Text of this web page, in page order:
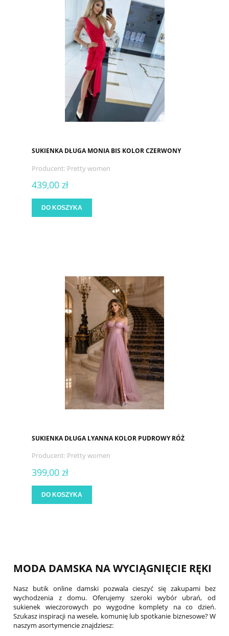
SUKIENKA DŁUGA MONIA BIS KOLOR CZERWONY
Producent: Pretty women
439,00 zł
DO KOSZYKA
SUKIENKA DŁUGA LYANNA KOLOR PUDROWY RÓŻ
Producent: Pretty women
399,00 zł
DO KOSZYKA
MODA DAMSKA NA WYCIĄGNIĘCIE RĘKI
Nasz butik online damski pozwala cieszyć się zakupami bez
wychodzenia z domu. Oferujemy szeroki wybór ubrań, od
sukienek wieczorowych po wygodne komplety na co dzień.
Szukasz inspiracji na wesele, komunię lub spotkanie biznesowe? W
naszym asortymencie znajdziesz: